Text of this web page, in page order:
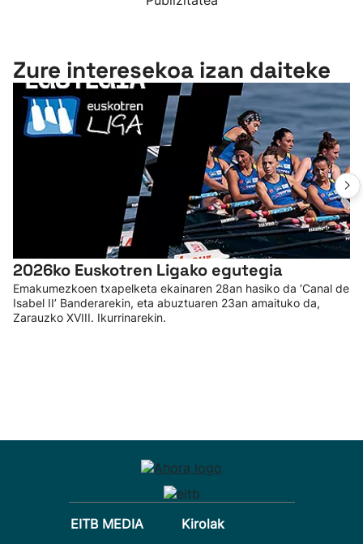
Zure interesekoa izan daiteke
2026ko Euskotren Ligako egutegia
Emakumezkoen txapelketa ekainaren 28an hasiko da ‘Canal de
Isabel II’ Banderarekin, eta abuztuaren 23an amaituko da,
Zarauzko XVIII. Ikurrinarekin.
EITB MEDIA
Kirolak